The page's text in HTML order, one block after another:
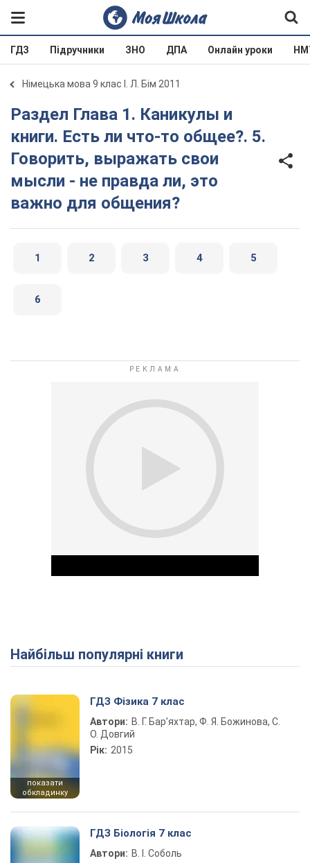
ГДЗ Підручники ЗНО ДПА Онлайн уроки
Німецька мова 9 клас І. Л. Бім 2011
Раздел Глава 1. Каникулы и
книги. Есть ли что-то общее?. 5.
Говорить, выражать свои
мысли - не правда ли, это
важно для общения?
1 2 3 4 5
6
Play Video
Найбільш популярні книги
показати
обкладинку
ГДЗ Фізика 7 клас
Автори: В. Г. Бар’яхтар, Ф. Я. Божинова, С.
О. Довгий
Рік: 2015
ГДЗ Біологія 7 клас
Автори: В. І. Соболь